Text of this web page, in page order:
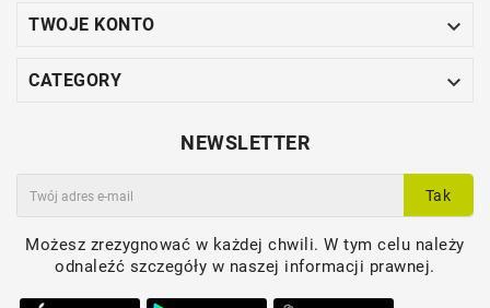
TWOJE KONTO 
CATEGORY 
NEWSLETTER
Tak
Możesz zrezygnować w każdej chwili. W tym celu należy
odnaleźć szczegóły w naszej informacji prawnej.